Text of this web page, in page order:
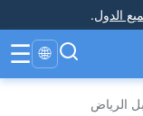
الدول.
🌐
☰
الرياض